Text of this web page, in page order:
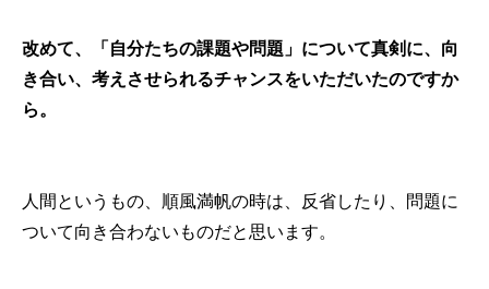
改めて、「自分たちの課題や問題」について真剣に、向
き合い、考えさせられるチャンスをいただいたのですか
ら。
人間というもの、順風満帆の時は、反省したり、問題に
ついて向き合わないものだと思います。